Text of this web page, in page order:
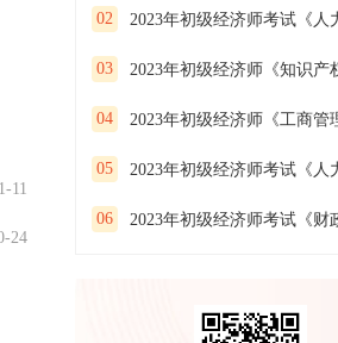
11
24
02
03
04
05
06